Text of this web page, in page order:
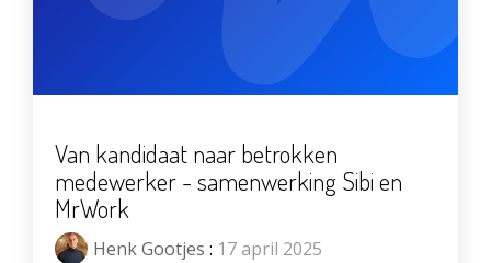
Van kandidaat naar betrokken
medewerker - samenwerking Sibi en
MrWork
Henk Gootjes : 17 april 2025